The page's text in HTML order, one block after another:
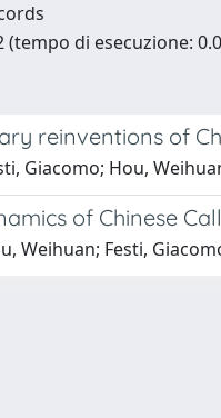
(tempo di esecuzione:
reinventions of
Giacomo; Hou,
of Chinese
Weihuan; Festi,